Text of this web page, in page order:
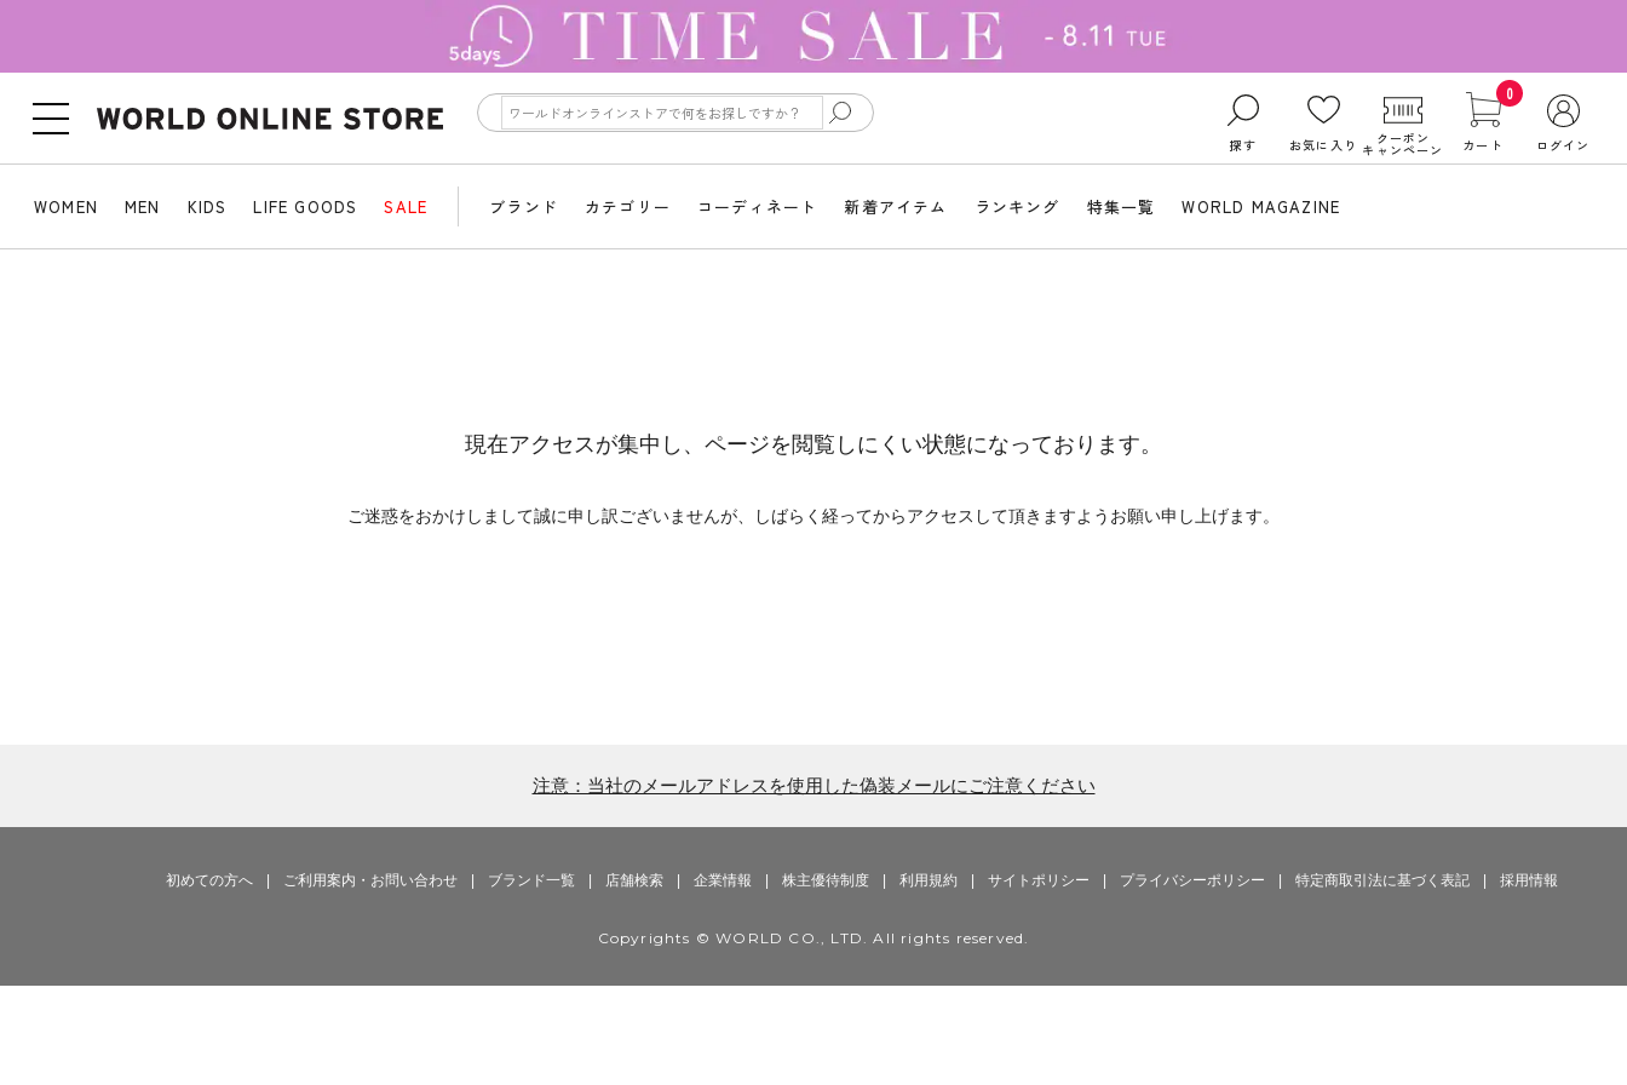
探す お気に入り クーポン
キャンペーン
0
カート ログイン
WOMEN MEN KIDS LIFE GOODS SALE ブランド カテゴリー コーディネート 新着アイテム ランキング 特集一覧 WORLD MAGAZINE
現在アクセスが集中し、ページを閲覧しにくい状態になっております。
ご迷惑をおかけしまして誠に申し訳ございませんが、しばらく経ってからアクセスして頂きますようお願い申し上げます。
注意：当社のメールアドレスを使用した偽装メールにご注意ください
初めての方へ ご利用案内・お問い合わせ ブランド一覧 店舗検索 企業情報 株主優待制度 利用規約 サイトポリシー プライバシーポリシー 特定商取引法に基づく表記 採用情報
Copyrights © WORLD CO., LTD. All rights reserved.